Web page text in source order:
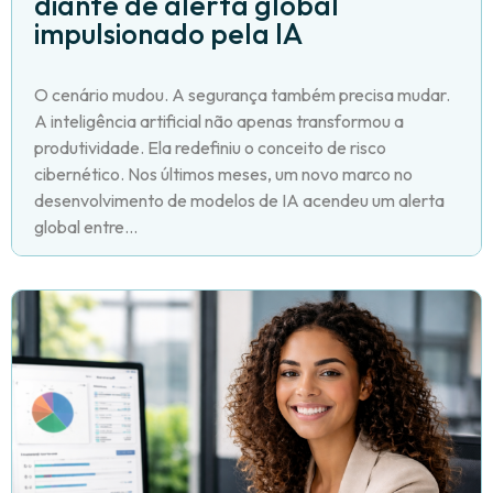
impulsionado pela IA
O cenário mudou. A segurança também precisa mudar.
A inteligência artificial não apenas transformou a
produtividade. Ela redefiniu o conceito de risco
cibernético. Nos últimos meses, um novo marco no
desenvolvimento de modelos de IA acendeu um alerta
global entre...